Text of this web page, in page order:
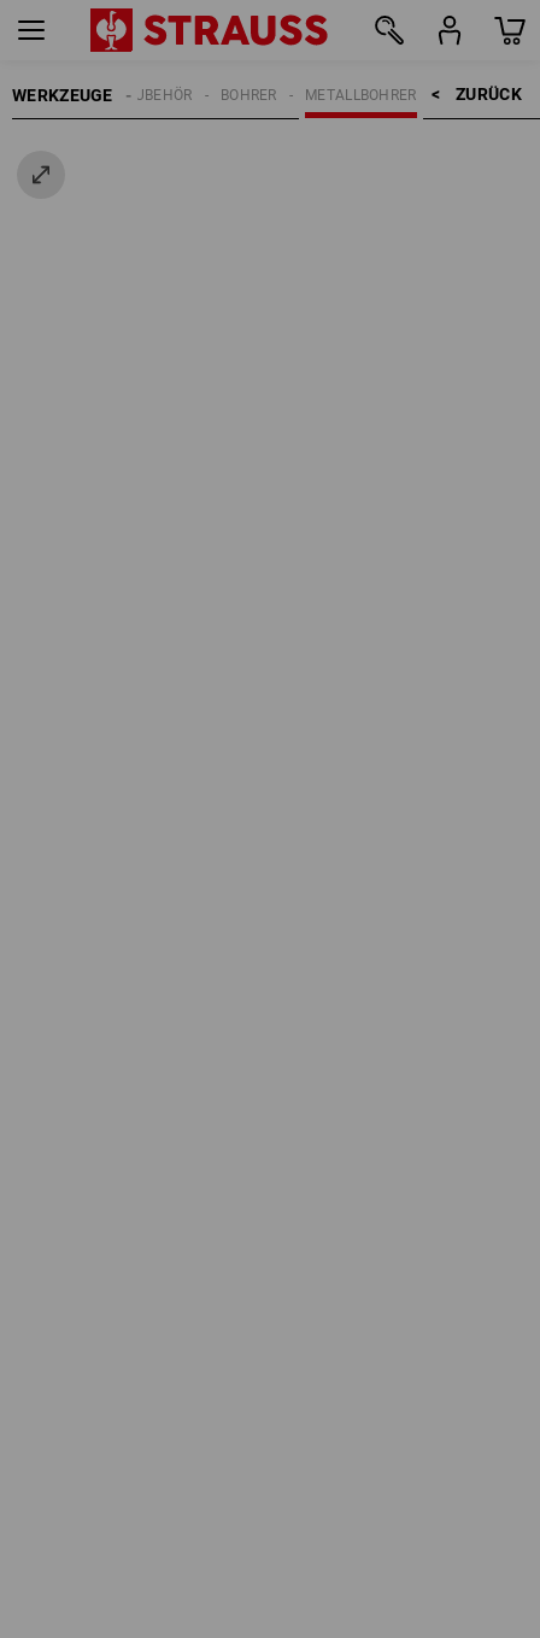
WERKZEUGE ZURÜCK    >
METALLBOHRER
BOHRER
WERKZEUGZUBEHÖR